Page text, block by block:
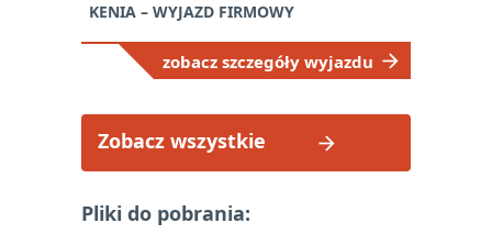
KENIA – WYJAZD FIRMOWY
zobacz szczegóły wyjazdu
Zobacz wszystkie
Pliki do pobrania: